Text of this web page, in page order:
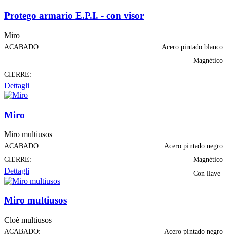
Protego armario E.P.I. - con visor
Miro
ACABADO: Acero pintado blanco
CIERRE:
Magnético
Dettagli
Miro
Miro multiusos
ACABADO:
Acero pintado negro
CIERRE:
Magnético
Con llave
Dettagli
Miro multiusos
Cloè multiusos
ACABADO:
Acero pintado negro